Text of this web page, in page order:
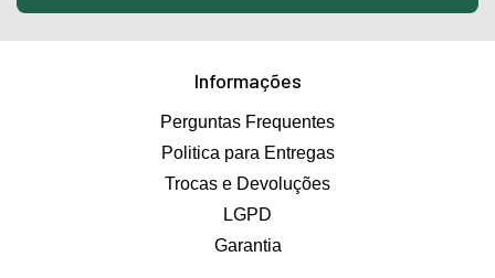
Informações
Perguntas Frequentes
Politica para Entregas
Trocas e Devoluções
LGPD
Garantia